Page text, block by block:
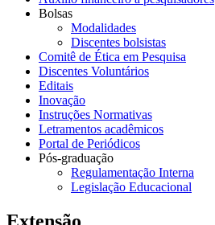
Bolsas
Modalidades
Discentes bolsistas
Comitê de Ética em Pesquisa
Discentes Voluntários
Editais
Inovação
Instruções Normativas
Letramentos acadêmicos
Portal de Periódicos
Pós-graduação
Regulamentação Interna
Legislação Educacional